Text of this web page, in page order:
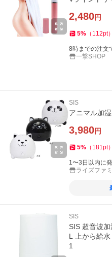
2,480円
5% （ 112pt）
8時までの注文
一撃SHOP
SIS
3,980円
5% （ 181pt）
1〜3日以内に
ライズファ
SIS
SIS 超音波
L 上から給
1